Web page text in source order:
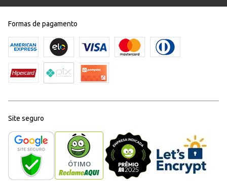
Formas de pagamento
Site seguro